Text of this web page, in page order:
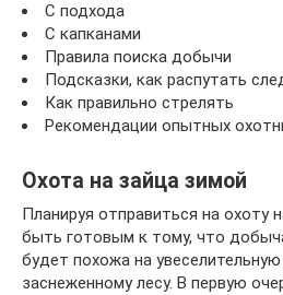
С подхода
С капканами
Правила поиска добычи
Подсказки, как распутать
Как правильно стрелять
Рекомендации опытных
Охота на зайца зимой
Планируя отправиться на охоту
быть готовым к тому, что
будет похожа на увеселительную
заснеженному лесу. В первую